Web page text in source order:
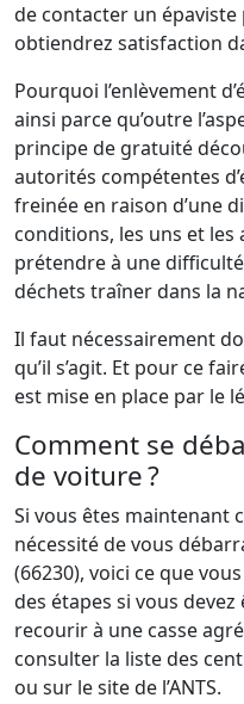
de contacter un
obtiendrez satisfaction
Pourquoi l’enlèvement
ainsi parce qu’outre
principe de gratuité
autorités compétentes
freinée en raison d’une
conditions, les uns et
prétendre à une
déchets traîner dans la
Il faut nécessairement
qu’il s’agit. Et pour ce
est mise en place par le
Comment se
de voiture ?
Si vous êtes maintenant
nécessité de vous
(66230), voici ce que
des étapes si vous
recourir à une casse
consulter la liste des
ou sur le site de l’ANTS.